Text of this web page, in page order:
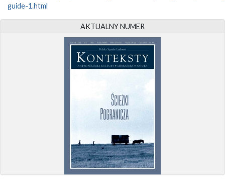
guide-1.html
AKTUALNY NUMER